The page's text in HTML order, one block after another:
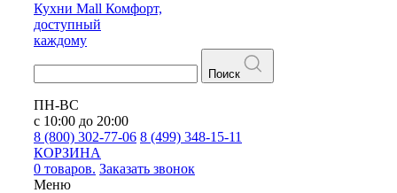
Кухни Mall Комфорт,
доступный
каждому
Поиск
ПН-ВС
с 10:00 до 20:00
8 (800) 302-77-06 8 (499) 348-15-11
КОРЗИНА
0 товаров. Заказать звонок
Меню